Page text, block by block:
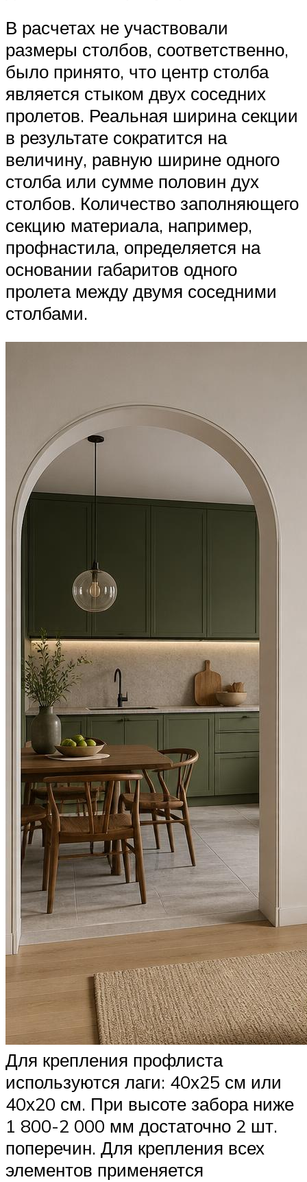
В расчетах не участвовали
размеры столбов, соответственно,
было принято, что центр столба
является стыком двух соседних
пролетов. Реальная ширина секции
в результате сократится на
величину, равную ширине одного
столба или сумме половин дух
столбов. Количество заполняющего
секцию материала, например,
профнастила, определяется на
основании габаритов одного
пролета между двумя соседними
столбами.
Для крепления профлиста
используются лаги: 40х25 см или
40х20 см. При высоте забора ниже
1 800-2 000 мм достаточно 2 шт.
поперечин. Для крепления всех
элементов применяется